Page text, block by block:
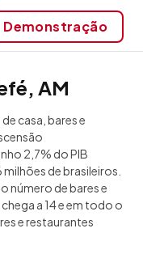
Demonstração
AM
casa, bares e
2,7% do PIB
de brasileiros.
número de bares e
a 14 e em todo o
e restaurantes